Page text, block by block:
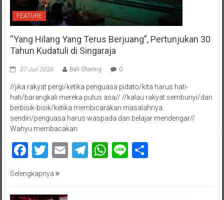
FEATURE
“Yang Hilang Yang Terus Berjuang”, Pertunjukan 30
Tahun Kudatuli di Singaraja
27 Juli 2026 Bali Sharing 0
//jika rakyat pergi/ketika penguasa pidato/kita harus hati-
hati/barangkali mereka putus asa// //kalau rakyat sembunyi/dan
berbisik-bisik/ketika membicarakan masalahnya
sendiri/penguasa harus waspada dan belajar mendengar//
Wahyu membacakan
Facebook
Twitter
EmailTelegram
WhatsApp
Line
Selengkapnya